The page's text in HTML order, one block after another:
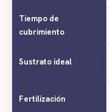
Tiempo de
cubrimiento
Sustrato ideal
Fertilización